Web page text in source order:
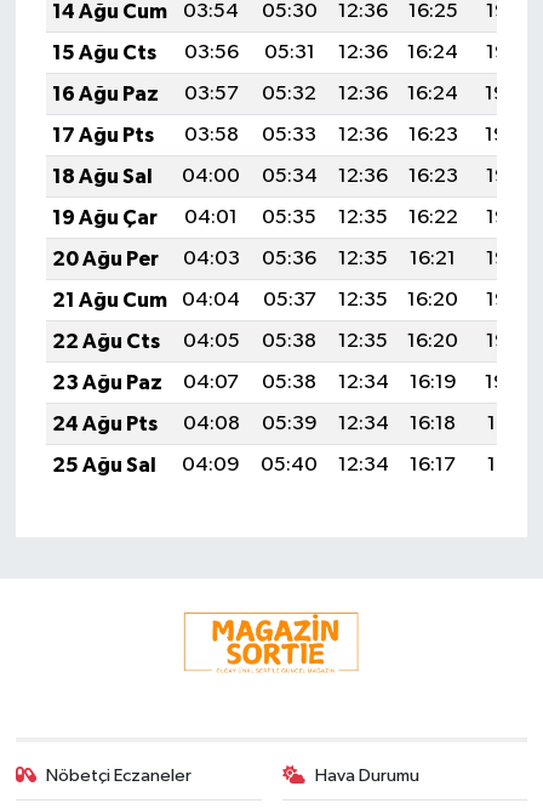
14 Ağu Cum
03:54 05:30 12:36 16:25
19:33
15 Ağu Cts
03:56 05:31 12:36 16:24
19:32
16 Ağu Paz
03:57 05:32 12:36 16:24
19:30
17 Ağu Pts
03:58 05:33 12:36 16:23
19:29
18 Ağu Sal
04:00 05:34 12:36 16:23
19:28
19 Ağu Çar
04:01 05:35 12:35 16:22
19:26
20 Ağu Per
04:03 05:36 12:35 16:21
19:25
21 Ağu Cum
04:04 05:37 12:35 16:20
19:23
22 Ağu Cts
04:05 05:38 12:35 16:20
19:22
23 Ağu Paz
04:07 05:38 12:34 16:19
19:20
24 Ağu Pts
04:08 05:39 12:34 16:18
19:19
25 Ağu Sal
04:09 05:40 12:34 16:17 19:17
Nöbetçi Eczaneler Hava Durumu